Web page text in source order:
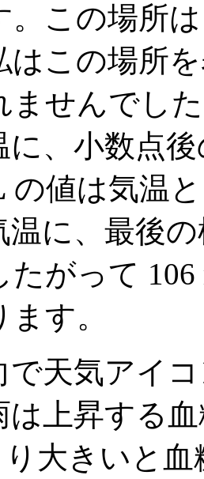
。この場所
はこの場所
ませんでし
に、小数点
の値は気温
温に、最後
がって
す。
で天気アイ
は上昇する
り大きいと